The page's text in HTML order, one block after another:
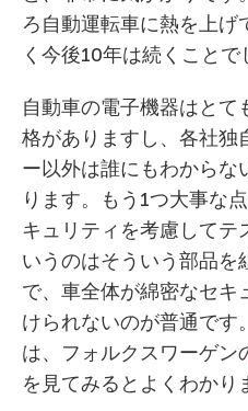
ろ自動運転車に熱を上げ
く今後10年は続くことで
自動車の電子機器はとて
格がありますし、各社独
ー以外は誰にもわからな
ります。もう1つ大事な
キュリティを考慮してテ
いうのはそういう部品を
で、車全体が綿密なセキ
けられないのが普通です
は、フォルクスワーゲン
を見てみるとよくわかり